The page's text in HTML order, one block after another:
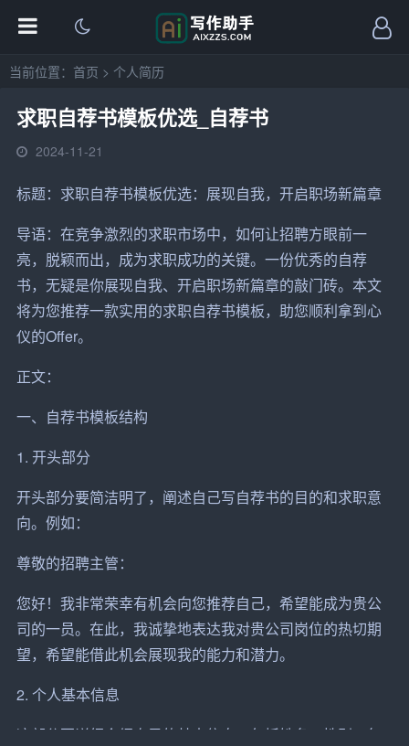
当前位置： 首页 > 个人简历
求职自荐书模板优选_自荐书
2024-11-21
标题： 求职自荐书模板优选：展现自我，开启职场新篇章
导语：在竞争激烈的求职市场中，如何让招聘方眼前一
亮，脱颖而出，成为求职成功的关键。一份优秀的自荐
书，无疑是你展现自我、开启职场新篇章的敲门砖。本文
将为您推荐一款实用的求职自荐书模板，助您顺利拿到心
仪的Offer。
正文：
一、自荐书模板结构
1. 开头部分
开头部分要简洁明了，阐述自己写自荐书的目的和求职意
向。例如：
尊敬的招聘主管：
您好！我非常荣幸有机会向您推荐自己，希望能成为贵公
司的一员。在此，我诚挚地表达我对贵公司岗位的热切期
望，希望能借此机会展现我的能力和潜力。
2. 个人基本信息
这部分要详细介绍自己的基本信息，包括姓名、性别、年